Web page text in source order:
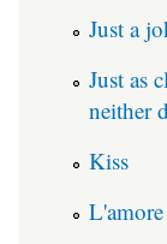
Just a
Just as
neither
Kiss